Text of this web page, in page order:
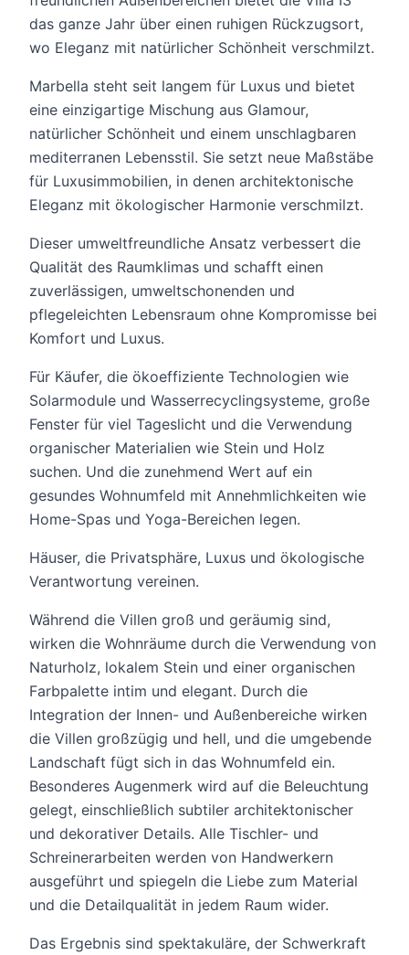
das ganze Jahr über einen ruhigen Rückzugsort,
wo Eleganz mit natürlicher Schönheit verschmilzt.
Marbella steht seit langem für Luxus und bietet
eine einzigartige Mischung aus Glamour,
natürlicher Schönheit und einem unschlagbaren
mediterranen Lebensstil. Sie setzt neue Maßstäbe
für Luxusimmobilien, in denen architektonische
Eleganz mit ökologischer Harmonie verschmilzt.
Dieser umweltfreundliche Ansatz verbessert die
Qualität des Raumklimas und schafft einen
zuverlässigen, umweltschonenden und
pflegeleichten Lebensraum ohne Kompromisse bei
Komfort und Luxus.
Für Käufer, die ökoeffiziente Technologien wie
Solarmodule und Wasserrecyclingsysteme, große
Fenster für viel Tageslicht und die Verwendung
organischer Materialien wie Stein und Holz
suchen. Und die zunehmend Wert auf ein
gesundes Wohnumfeld mit Annehmlichkeiten wie
Home-Spas und Yoga-Bereichen legen.
Häuser, die Privatsphäre, Luxus und ökologische
Verantwortung vereinen.
Während die Villen groß und geräumig sind,
wirken die Wohnräume durch die Verwendung von
Naturholz, lokalem Stein und einer organischen
Farbpalette intim und elegant. Durch die
Integration der Innen- und Außenbereiche wirken
die Villen großzügig und hell, und die umgebende
Landschaft fügt sich in das Wohnumfeld ein.
Besonderes Augenmerk wird auf die Beleuchtung
gelegt, einschließlich subtiler architektonischer
und dekorativer Details. Alle Tischler- und
Schreinerarbeiten werden von Handwerkern
ausgeführt und spiegeln die Liebe zum Material
und die Detailqualität in jedem Raum wider.
Das Ergebnis sind spektakuläre, der Schwerkraft